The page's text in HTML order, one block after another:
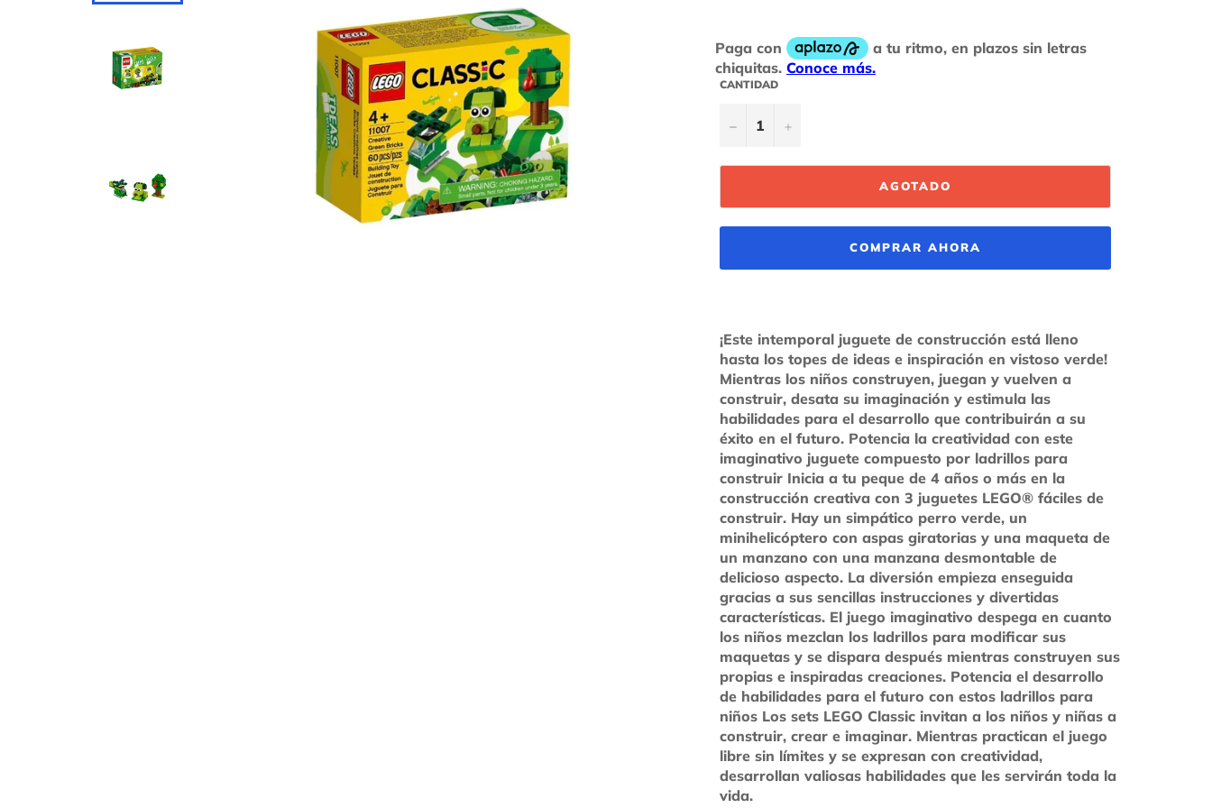
CANTIDAD
− +
AGOTADO
COMPRAR AHORA
¡Este intemporal juguete de construcción está lleno
hasta los topes de ideas e inspiración en vistoso verde!
Mientras los niños construyen, juegan y vuelven a
construir, desata su imaginación y estimula las
habilidades para el desarrollo que contribuirán a su
éxito en el futuro. Potencia la creatividad con este
imaginativo juguete compuesto por ladrillos para
construir Inicia a tu peque de 4 años o más en la
construcción creativa con 3 juguetes LEGO® fáciles de
construir. Hay un simpático perro verde, un
minihelicóptero con aspas giratorias y una maqueta de
un manzano con una manzana desmontable de
delicioso aspecto. La diversión empieza enseguida
gracias a sus sencillas instrucciones y divertidas
características. El juego imaginativo despega en cuanto
los niños mezclan los ladrillos para modificar sus
maquetas y se dispara después mientras construyen sus
propias e inspiradas creaciones. Potencia el desarrollo
de habilidades para el futuro con estos ladrillos para
niños Los sets LEGO Classic invitan a los niños y niñas a
construir, crear e imaginar. Mientras practican el juego
libre sin límites y se expresan con creatividad,
desarrollan valiosas habilidades que les servirán toda la
vida.